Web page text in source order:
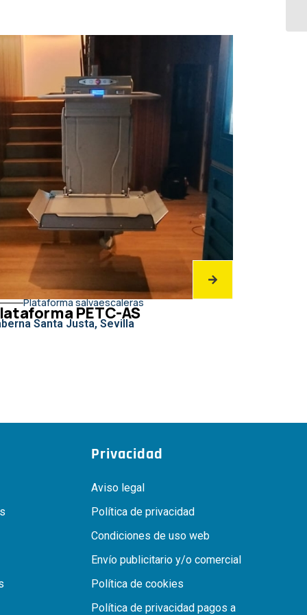
Plataforma salvaescaleras
PETC-AS
Santa Justa, Sevilla
Privacidad
Aviso legal
Política de privacidad
Condiciones de uso web
Envío publicitario y/o comercial
Política de cookies
Política de privacidad pagos a